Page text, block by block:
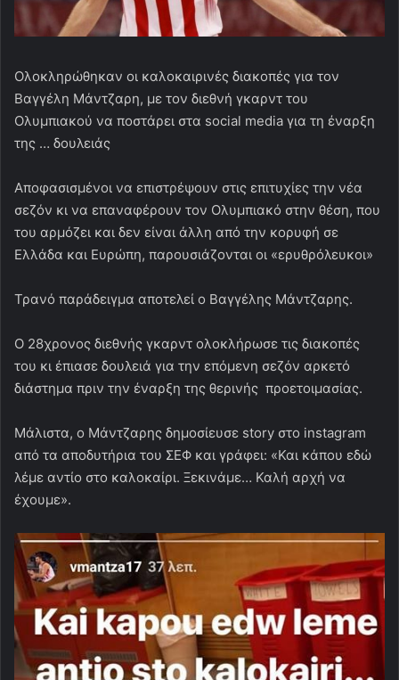
Ολοκληρώθηκαν οι καλοκαιρινές διακοπές για τον
Βαγγέλη Μάντζαρη, με τον διεθνή γκαρντ του
Ολυμπιακού να ποστάρει στα social media για τη έναρξη
της … δουλειάς
Αποφασισμένοι να επιστρέψουν στις επιτυχίες την νέα
σεζόν κι να επαναφέρουν τον Ολυμπιακό στην θέση, που
του αρμόζει και δεν είναι άλλη από την κορυφή σε
Ελλάδα και Ευρώπη, παρουσιάζονται οι «ερυθρόλευκοι»
Τρανό παράδειγμα αποτελεί ο Βαγγέλης Μάντζαρης.
Ο 28χρονος διεθνής γκαρντ ολοκλήρωσε τις διακοπές
του κι έπιασε δουλειά για την επόμενη σεζόν αρκετό
διάστημα πριν την έναρξη της θερινής προετοιμασίας.
Μάλιστα, ο Μάντζαρης δημοσίευσε story στο instagram
από τα αποδυτήρια του ΣΕΦ και γράφει: «Και κάπου εδώ
λέμε αντίο στο καλοκαίρι. Ξεκινάμε… Καλή αρχή να
έχουμε».